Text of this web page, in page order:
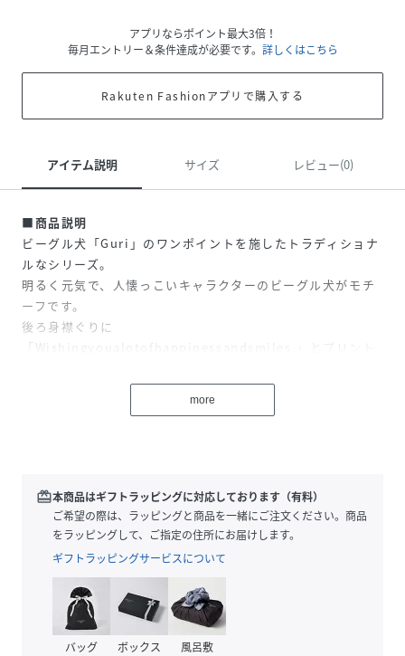
アプリならポイント最大3倍！
毎月エントリー＆条件達成が必要です。 詳しくはこちら
Rakuten Fashionアプリで購入する
アイテム説明 サイズ レビュー(0)
■商品説明
ビーグル犬「Guri」のワンポイントを施したトラディショナ
ルなシリーズ。
明るく元気で、人懐っこいキャラクターのビーグル犬がモチ
ーフです。
後ろ身襟ぐりに
「Wishingyoualotofhappinessandsmiles.」とプリント
左脇にトリコロールテープ挟み込みあり。
■取扱い方法
ネットを使用してください。
形を整えてから干して下さい。
刺繍部分もみ洗い禁止。
刺繍部分アイロン禁止。
プリント部分もみ洗い禁止。
プリント部分にはアイロンを当てないで下さい。
more
redeem本商品はギフトラッピングに対応しております（有料）
ご希望の際は、ラッピングと商品を一緒にご注文ください。商品
をラッピングして、ご指定の住所にお届けします。
ギフトラッピングサービスについて
バッグ ボックス 風呂敷